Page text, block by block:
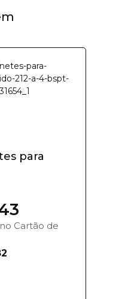
para
Cartão de